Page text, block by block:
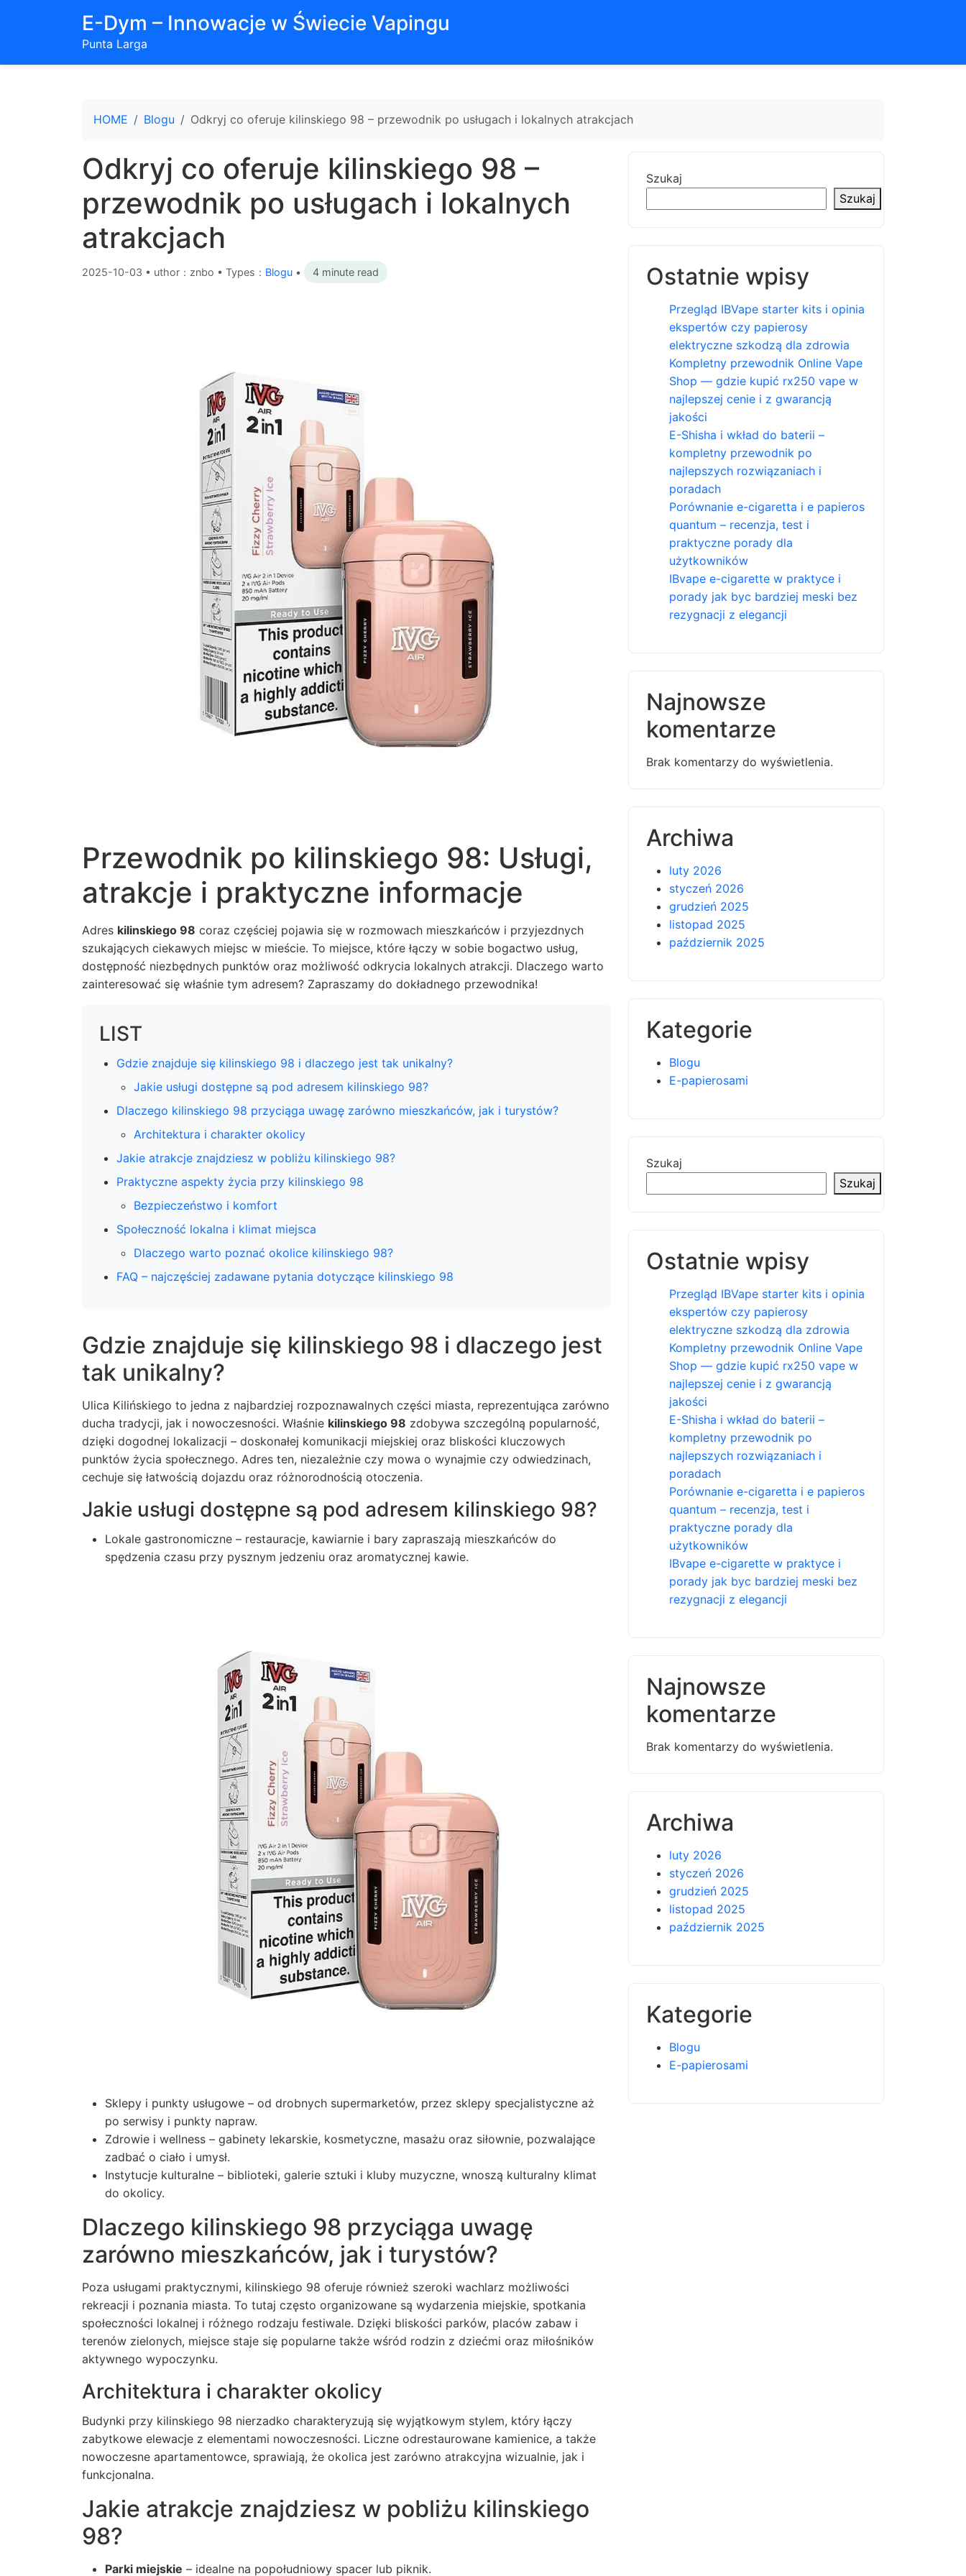
E-Dym – Innowacje w Świecie Vapingu
Punta Larga
HOME Blogu Odkryj co oferuje kilinskiego 98 – przewodnik po usługach i lokalnych atrakcjach
Odkryj co oferuje kilinskiego 98 –
przewodnik po usługach i lokalnych
atrakcjach
2025-10-03 • uthor：znbo • Types： Blogu • 4 minute read
Przewodnik po kilinskiego 98: Usługi,
atrakcje i praktyczne informacje
Adres kilinskiego 98 coraz częściej pojawia się w rozmowach mieszkańców i przyjezdnych
szukających ciekawych miejsc w mieście. To miejsce, które łączy w sobie bogactwo usług,
dostępność niezbędnych punktów oraz możliwość odkrycia lokalnych atrakcji. Dlaczego warto
zainteresować się właśnie tym adresem? Zapraszamy do dokładnego przewodnika!
LIST
Gdzie znajduje się kilinskiego 98 i dlaczego jest tak unikalny?
Jakie usługi dostępne są pod adresem kilinskiego 98?
Dlaczego kilinskiego 98 przyciąga uwagę zarówno mieszkańców, jak i turystów?
Architektura i charakter okolicy
Jakie atrakcje znajdziesz w pobliżu kilinskiego 98?
Praktyczne aspekty życia przy kilinskiego 98
Bezpieczeństwo i komfort
Społeczność lokalna i klimat miejsca
Dlaczego warto poznać okolice kilinskiego 98?
FAQ – najczęściej zadawane pytania dotyczące kilinskiego 98
Gdzie znajduje się kilinskiego 98 i dlaczego jest
tak unikalny?
Ulica Kilińskiego to jedna z najbardziej rozpoznawalnych części miasta, reprezentująca zarówno
ducha tradycji, jak i nowoczesności. Właśnie kilinskiego 98 zdobywa szczególną popularność,
dzięki dogodnej lokalizacji – doskonałej komunikacji miejskiej oraz bliskości kluczowych
punktów życia społecznego. Adres ten, niezależnie czy mowa o wynajmie czy odwiedzinach,
cechuje się łatwością dojazdu oraz różnorodnością otoczenia.
Jakie usługi dostępne są pod adresem kilinskiego 98?
Lokale gastronomiczne – restauracje, kawiarnie i bary zapraszają mieszkańców do
spędzenia czasu przy pysznym jedzeniu oraz aromatycznej kawie.
Sklepy i punkty usługowe – od drobnych supermarketów, przez sklepy specjalistyczne aż
po serwisy i punkty napraw.
Zdrowie i wellness – gabinety lekarskie, kosmetyczne, masażu oraz siłownie, pozwalające
zadbać o ciało i umysł.
Instytucje kulturalne – biblioteki, galerie sztuki i kluby muzyczne, wnoszą kulturalny klimat
do okolicy.
Dlaczego kilinskiego 98 przyciąga uwagę
zarówno mieszkańców, jak i turystów?
Poza usługami praktycznymi, kilinskiego 98 oferuje również szeroki wachlarz możliwości
rekreacji i poznania miasta. To tutaj często organizowane są wydarzenia miejskie, spotkania
społeczności lokalnej i różnego rodzaju festiwale. Dzięki bliskości parków, placów zabaw i
terenów zielonych, miejsce staje się popularne także wśród rodzin z dziećmi oraz miłośników
aktywnego wypoczynku.
Architektura i charakter okolicy
Budynki przy kilinskiego 98 nierzadko charakteryzują się wyjątkowym stylem, który łączy
zabytkowe elewacje z elementami nowoczesności. Liczne odrestaurowane kamienice, a także
nowoczesne apartamentowce, sprawiają, że okolica jest zarówno atrakcyjna wizualnie, jak i
funkcjonalna.
Jakie atrakcje znajdziesz w pobliżu kilinskiego
98?
Parki miejskie – idealne na popołudniowy spacer lub piknik.
Szukaj
Szukaj
Ostatnie wpisy
Przegląd IBVape starter kits i opinia
ekspertów czy papierosy
elektryczne szkodzą dla zdrowia
Kompletny przewodnik Online Vape
Shop — gdzie kupić rx250 vape w
najlepszej cenie i z gwarancją
jakości
E-Shisha i wkład do baterii –
kompletny przewodnik po
najlepszych rozwiązaniach i
poradach
Porównanie e-cigaretta i e papieros
quantum – recenzja, test i
praktyczne porady dla
użytkowników
IBvape e-cigarette w praktyce i
porady jak byc bardziej meski bez
rezygnacji z elegancji
Najnowsze
komentarze
Brak komentarzy do wyświetlenia.
Archiwa
luty 2026
styczeń 2026
grudzień 2025
listopad 2025
październik 2025
Kategorie
Blogu
E-papierosami
Szukaj
Szukaj
Ostatnie wpisy
Przegląd IBVape starter kits i opinia
ekspertów czy papierosy
elektryczne szkodzą dla zdrowia
Kompletny przewodnik Online Vape
Shop — gdzie kupić rx250 vape w
najlepszej cenie i z gwarancją
jakości
E-Shisha i wkład do baterii –
kompletny przewodnik po
najlepszych rozwiązaniach i
poradach
Porównanie e-cigaretta i e papieros
quantum – recenzja, test i
praktyczne porady dla
użytkowników
IBvape e-cigarette w praktyce i
porady jak byc bardziej meski bez
rezygnacji z elegancji
Najnowsze
komentarze
Brak komentarzy do wyświetlenia.
Archiwa
luty 2026
styczeń 2026
grudzień 2025
listopad 2025
październik 2025
Kategorie
Blogu
E-papierosami